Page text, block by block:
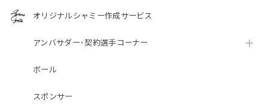
オリジナルシャミー作成サービス
アンバサダー･契約選手コーナー
ボール
スポンサー